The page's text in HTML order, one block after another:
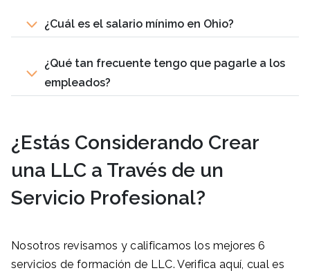
¿Cuál es el salario mínimo en Ohio?
¿Qué tan frecuente tengo que pagarle a los
empleados?
¿Estás Considerando Crear
una LLC a Través de un
Servicio Profesional?
Nosotros revisamos y calificamos los mejores 6
servicios de formación de LLC. Verifica aquí, cual es